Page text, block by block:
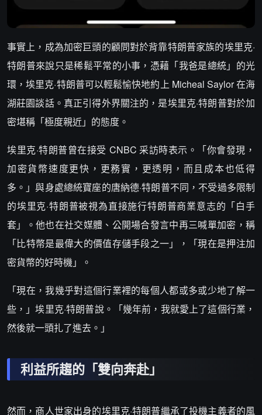
事實上，成為加密巨頭的顧問對於背靠特朗普家族的埃里克·
特朗普來說只是稀鬆平常的小事，憑藉「我爸是總統」的光
環，埃里克·特朗普可以輕鬆愉快地約上 Micheal Saylor 在海
湖莊園談話。真正引得外界關注的，是埃里克·特朗普對於加
密堪稱「極度親近」的態度。
埃里克·特朗普曾在接受 CNBC 采訪時表示。「你會發現，
加密貨幣速度更快，更務實，更透明，而且成本也低得
多。」與身處總統寶座的唐納德·特朗普不同，不受過多限制
的埃里克·特朗普被視為直接施行特朗普商業意志的「白手
套」。他也在社交媒體、公開場合發言中再三喊單加密，稱
「比特幣是最偉大的價值存儲手段之一」，「現在是押注加
密貨幣的好時機」。
「現在，我幾乎對這個行業裡的每個人都或多或少地了解一
些，」埃里克·特朗普說。「幾年前，我就愛上了這個行業，
然後就一頭扎了進去。」
利益所趨的「雙向奔赴」
然而，商人世家出身的埃里克·特朗普繼承了投機主義者的風